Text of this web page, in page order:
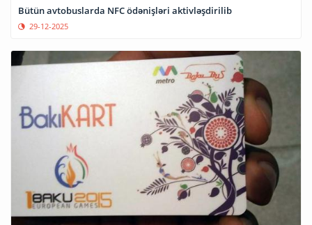
Bütün avtobuslarda NFC ödənişləri aktivləşdirilib
29-12-2025